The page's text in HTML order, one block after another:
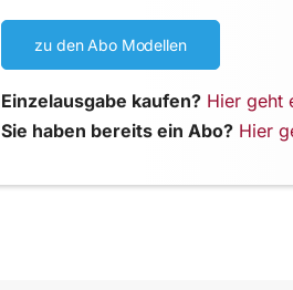
zu den Abo Modellen
Einzelausgabe kaufen? Hier geht
Sie haben bereits ein Abo? Hier